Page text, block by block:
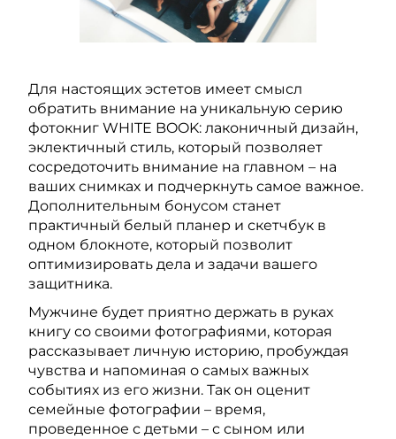
Для настоящих эстетов имеет смысл
обратить внимание на уникальную серию
фотокниг WHITE BOOK: лаконичный дизайн,
эклектичный стиль, который позволяет
сосредоточить внимание на главном – на
ваших снимках и подчеркнуть самое важное.
Дополнительным бонусом станет
практичный белый планер и скетчбук в
одном блокноте, который позволит
оптимизировать дела и задачи вашего
защитника.
Мужчине будет приятно держать в руках
книгу со своими фотографиями, которая
рассказывает личную историю, пробуждая
чувства и напоминая о самых важных
событиях из его жизни. Так он оценит
семейные фотографии – время,
проведенное с детьми – с сыном или